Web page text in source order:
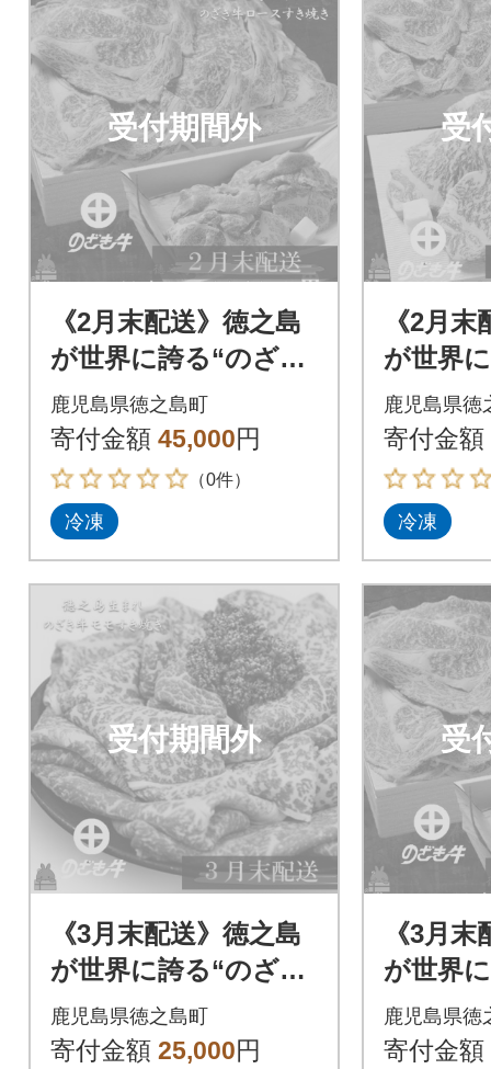
受付期間外
《2月末配送》徳之島
が世界に誇る“のざき
牛”ロースすき焼きギ
フト
鹿児島県徳之島町
寄付金額 45,000円
（0件）
冷凍
受
《2月
が世界
牛”サー
キギフ
鹿児島県徳
寄付金額
冷凍
受付期間外
《3月末配送》徳之島
が世界に誇る“のざき
牛”モモすき焼きギフ
ト
鹿児島県徳之島町
寄付金額 25,000円
受
《3月
が世界
牛”ロー
フト
鹿児島県徳
寄付金額